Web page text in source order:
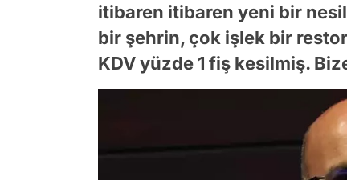
itibaren itibaren yeni bir
bir şehrin, çok işlek bir
KDV yüzde 1 fiş kesilmiş.